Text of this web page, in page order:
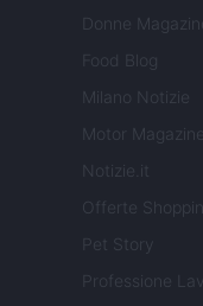
Donne Magazine
Food Blog
Milano Notizie
Motor Magazine
Notizie.it
Offerte
Pet Story
Professione